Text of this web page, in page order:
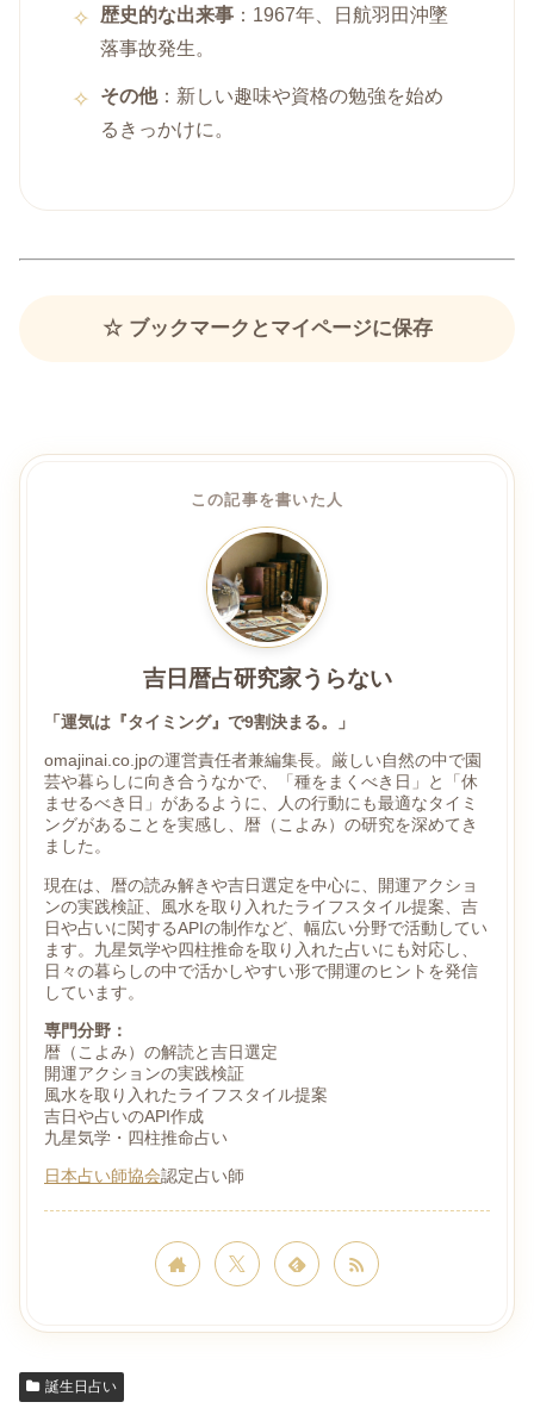
歴史的な出来事 ：1967年、日航羽田沖墜
落事故発生。
その他：新しい趣味や資格の勉強を始め
るきっかけに。
☆ ブックマークとマイページに保存
この記事を書いた人
吉日暦占研究家うらない
「運気は『タイミング』で9割決まる。」
omajinai.co.jpの運営責任者兼編集長。厳しい自然の中で園
芸や暮らしに向き合うなかで、「種をまくべき日」と「休
ませるべき日」があるように、人の行動にも最適なタイミ
ングがあることを実感し、暦（こよみ）の研究を深めてき
ました。
現在は、暦の読み解きや吉日選定を中心に、開運アクショ
ンの実践検証、風水を取り入れたライフスタイル提案、吉
日や占いに関するAPIの制作など、幅広い分野で活動してい
ます。九星気学や四柱推命を取り入れた占いにも対応し、
日々の暮らしの中で活かしやすい形で開運のヒントを発信
しています。
専門分野：
暦（こよみ）の解読と吉日選定
開運アクションの実践検証
風水を取り入れたライフスタイル提案
吉日や占いのAPI作成
九星気学・四柱推命占い
日本占い師協会認定占い師
誕生日占い